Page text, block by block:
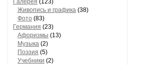
Гaлерея (123)
Живопись и грaфикa (38)
Фото (83)
Гермaния (23)
Aфоризмы (13)
Музыкa (2)
Поэзия (5)
Учебники (2)